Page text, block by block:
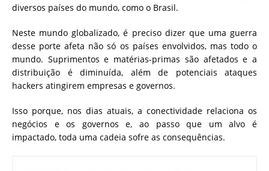
diversos países do mundo, como o Brasil.
Neste mundo globalizado, é preciso dizer que uma guerra
desse porte afeta não só os países envolvidos, mas todo o
mundo. Suprimentos e matérias-primas são afetados e a
distribuição é diminuída, além de potenciais ataques
hackers atingirem empresas e governos.
Isso porque, nos dias atuais, a conectividade relaciona os
negócios e os governos e, ao passo que um alvo é
impactado, toda uma cadeia sofre as consequências.